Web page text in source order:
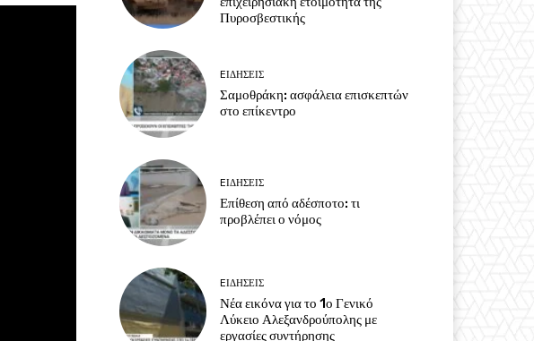
Πυροσβεστικής
EΙΔΗΣΕΙΣ
Σαμοθράκη: ασφάλεια επισκεπτών
στο επίκεντρο
EΙΔΗΣΕΙΣ
Επίθεση από αδέσποτο: τι
προβλέπει ο νόμος
EΙΔΗΣΕΙΣ
Νέα εικόνα για το 1ο Γενικό
Λύκειο Αλεξανδρούπολης με
εργασίες συντήρησης